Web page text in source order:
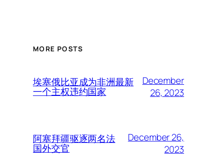
MORE POSTS
埃塞俄比亚成为非洲最新
一个主权违约国家
December
26, 2023
阿塞拜疆驱逐两名法
国外交官
December 26,
2023